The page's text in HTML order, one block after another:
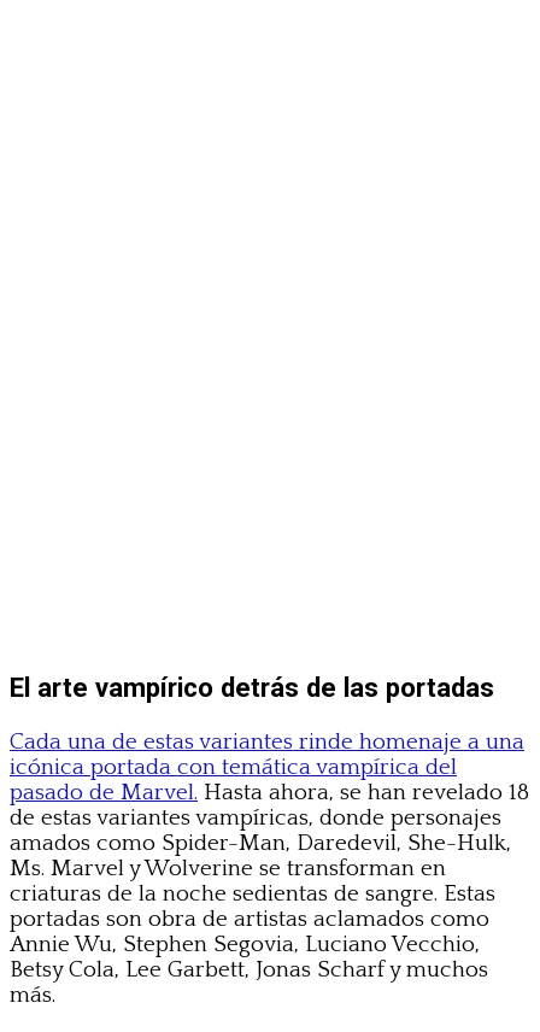
El arte vampírico detrás de las portadas
Cada una de estas variantes rinde homenaje a una
icónica portada con temática vampírica del
pasado de Marvel. Hasta ahora, se han revelado 18
de estas variantes vampíricas, donde personajes
amados como Spider-Man, Daredevil, She-Hulk,
Ms. Marvel y Wolverine se transforman en
criaturas de la noche sedientas de sangre. Estas
portadas son obra de artistas aclamados como
Annie Wu, Stephen Segovia, Luciano Vecchio,
Betsy Cola, Lee Garbett, Jonas Scharf y muchos
más.